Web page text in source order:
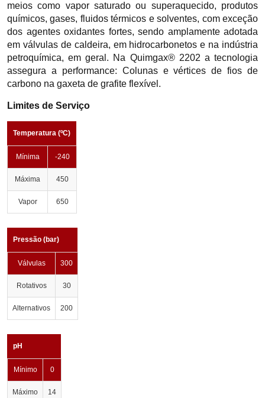
meios como vapor saturado ou superaquecido, produtos
químicos, gases, fluidos térmicos e solventes, com exceção
dos agentes oxidantes fortes, sendo amplamente adotada
em válvulas de caldeira, em hidrocarbonetos e na indústria
petroquímica, em geral. Na Quimgax® 2202 a tecnologia
assegura a performance: Colunas e vértices de fios de
carbono na gaxeta de grafite flexível.
Limites de Serviço
Temperatura (ºC)
Mínima -240
Máxima 450
Vapor 650
Pressão (bar)
Válvulas 300
Rotativos 30
Alternativos 200
pH
Mínimo 0
Máximo 14